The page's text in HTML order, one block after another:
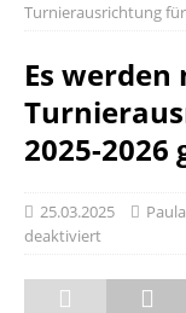
Turnierausrichtung für
Es
2025-2026
25.03.2025
deaktiviert